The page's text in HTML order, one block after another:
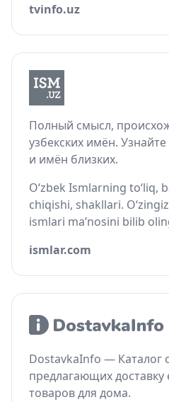
tvinfo.uz
Полный смысл,
узбекских имён.
и имён близких.
O‘zbek Ismlarning to‘liq,
chiqishi, shakllari.
ismlari ma’nosini bilib
ismlar.com
DostavkaInfo — Каталог
предлагающих доставку
товаров для дома.